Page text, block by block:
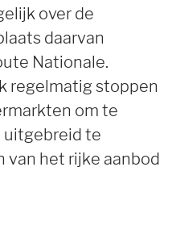
over de
daarvan
Nationale.
regelmatig stoppen
om te
uitgebreid te
het rijke aanbod